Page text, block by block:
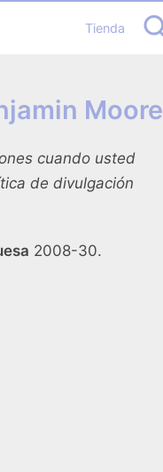
Tienda
Moore
cuando usted
de divulgación
2008-30.